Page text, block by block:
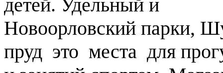
детей. Удельный и
Новоорловский парки,
пруд это места для